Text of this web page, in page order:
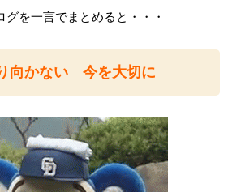
を一言でまとめると・・・
向かない 今を大切に